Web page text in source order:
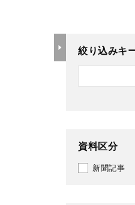
絞り込みキ
資料区分
新聞記事